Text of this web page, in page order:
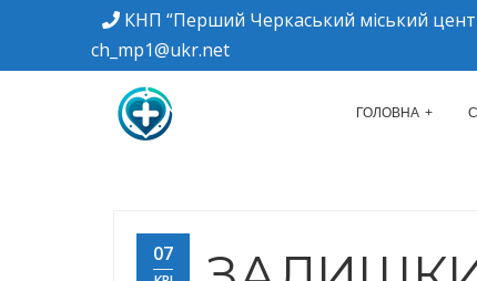
КНП “Перший Черкаський міський
ch_mp1@ukr.net
КНП "ПЕРШИЙ
ГОЛОВНА
07